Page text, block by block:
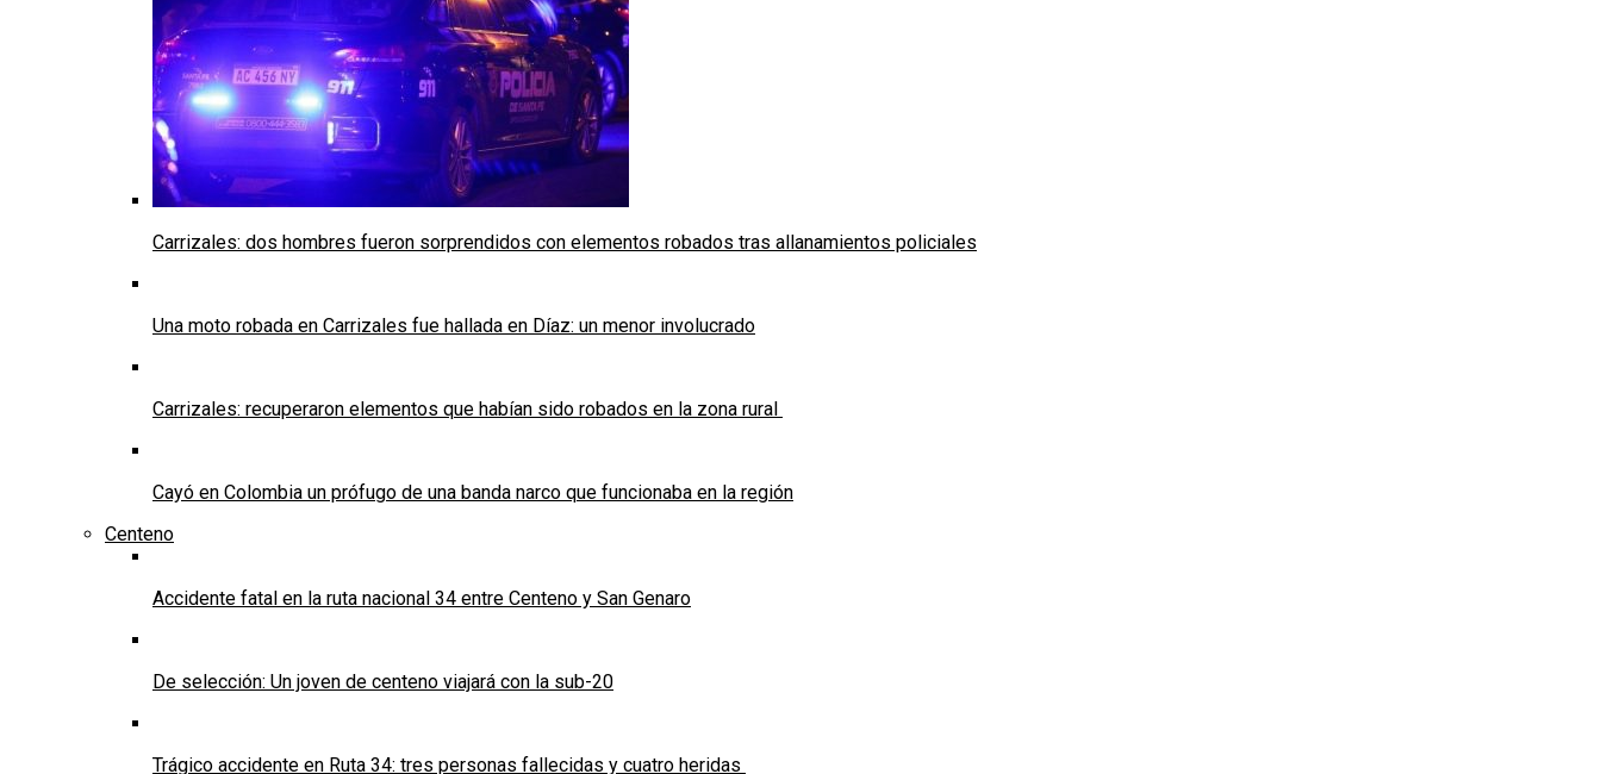
Carrizales: dos hombres fueron sorprendidos con elementos robados tras allanamientos policiales
Una moto robada en Carrizales fue hallada en Díaz: un menor involucrado
Carrizales: recuperaron elementos que habían sido robados en la zona rural
Cayó en Colombia un prófugo de una banda narco que funcionaba en la región
Centeno
Accidente fatal en la ruta nacional 34 entre Centeno y San Genaro
De selección: Un joven de centeno viajará con la sub-20
Trágico accidente en Ruta 34: tres personas fallecidas y cuatro heridas